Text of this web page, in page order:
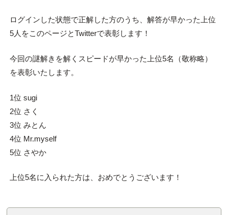
ログインした状態で正解した方のうち、解答が早かった上位
5人をこのページとTwitterで表彰します！
今回の謎解きを解くスピードが早かった上位5名（敬称略）
を表彰いたします。
1位 sugi
2位 さく
3位 みとん
4位 Mr.myself
5位 さやか
上位5名に入られた方は、おめでとうございます！